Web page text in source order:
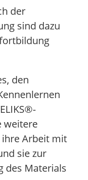
der
sind dazu
den
weitere
Arbeit mit
sie zur
des Materials